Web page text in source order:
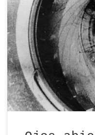
Ediciones
actividad en el
nocturno, un